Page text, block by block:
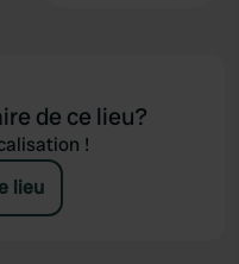
de ce lieu?
!
lieu